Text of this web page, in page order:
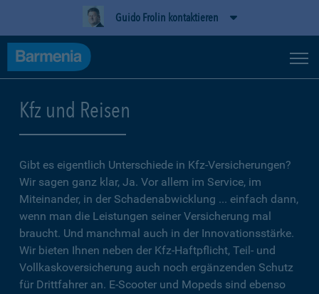
Guido Frolin kontaktieren
Kfz und Reisen
Gibt es eigentlich Unterschiede in Kfz-Versicherungen?
Wir sagen ganz klar, Ja. Vor allem im Service, im
Miteinander, in der Schadenabwicklung ... einfach dann,
wenn man die Leistungen seiner Versicherung mal
braucht. Und manchmal auch in der Innovationsstärke.
Wir bieten Ihnen neben der Kfz-Haftpflicht, Teil- und
Vollkaskoversicherung auch noch ergänzenden Schutz
für Drittfahrer an. E-Scooter und Mopeds sind ebenso